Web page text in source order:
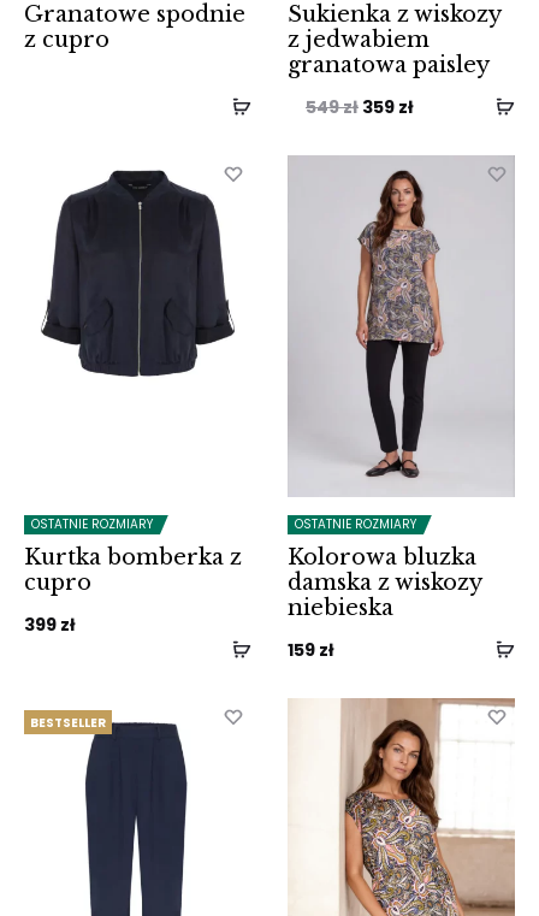
Granatowe spodnie
z cupro
Sukienka z wiskozy
z jedwabiem
granatowa paisley
549zł Pierwotna
wynosiła:
549 zł.
359 złAktualna
wynosi:
359 zł.
OSTATNIE ROZMIARY
Kurtka bomberka z
cupro
399 zł
OSTATNIE ROZMIARY
Kolorowa bluzka
damska z wiskozy
niebieska
159 zł
BESTSELLER